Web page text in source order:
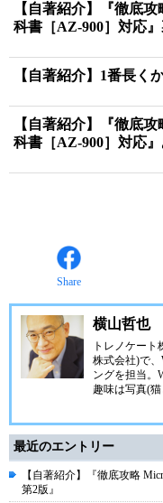
【自著紹介】『徹底
科書［AZ-900］対応
【自著紹介】1番長く
【自著紹介】『徹底
科書［AZ-900］対応
Share
横山哲也
トレノケー
株式会社)で、
ングを担当。
趣味は写真(猫
最近のエントリー
【自著紹介】『徹底攻略
第2版』